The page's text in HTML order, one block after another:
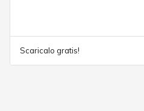
Scaricalo gratis!